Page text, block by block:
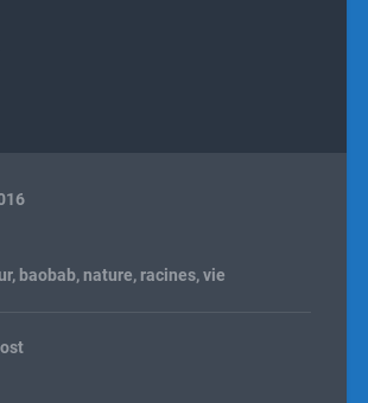
, baobab,nature, racines,vie